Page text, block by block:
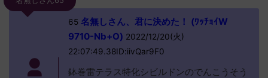
65名無しさん、君に決めた！ (ﾜｯﾁｮｲW
9710-Nb+O) 2022/12/20(火)
22:07:49.38ID:iivQar9F0
鉢巻雷テラス特化シビルドンのでんこうそう